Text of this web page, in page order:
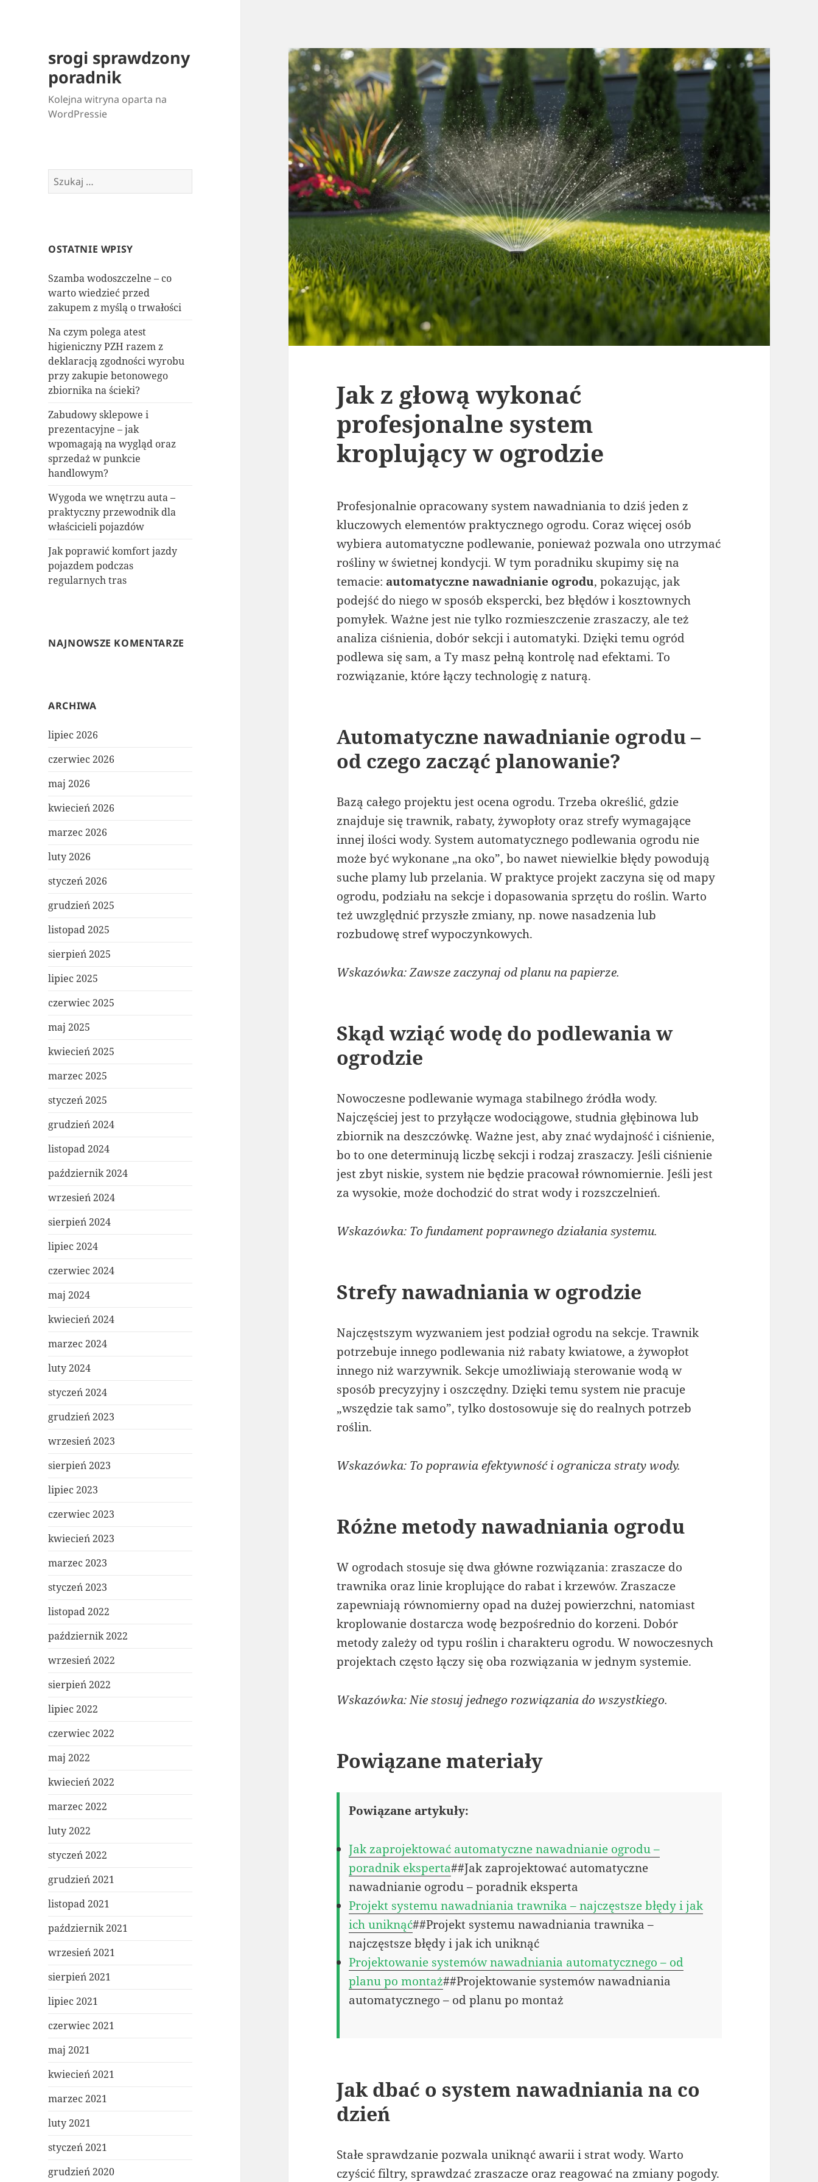
srogi sprawdzony
poradnik
Kolejna witryna oparta na
WordPressie
Szukaj:
OSTATNIE WPISY
Szamba wodoszczelne – co
warto wiedzieć przed
zakupem z myślą o trwałości
Na czym polega atest
higieniczny PZH razem z
deklaracją zgodności wyrobu
przy zakupie betonowego
zbiornika na ścieki?
Zabudowy sklepowe i
prezentacyjne – jak
wpomagają na wygląd oraz
sprzedaż w punkcie
handlowym?
Wygoda we wnętrzu auta –
praktyczny przewodnik dla
właścicieli pojazdów
Jak poprawić komfort jazdy
pojazdem podczas
regularnych tras
NAJNOWSZE KOMENTARZE
ARCHIWA
lipiec 2026
czerwiec 2026
maj 2026
kwiecień 2026
marzec 2026
luty 2026
styczeń 2026
grudzień 2025
listopad 2025
sierpień 2025
lipiec 2025
czerwiec 2025
maj 2025
kwiecień 2025
marzec 2025
styczeń 2025
grudzień 2024
listopad 2024
październik 2024
wrzesień 2024
sierpień 2024
lipiec 2024
czerwiec 2024
maj 2024
kwiecień 2024
marzec 2024
luty 2024
styczeń 2024
grudzień 2023
wrzesień 2023
sierpień 2023
lipiec 2023
czerwiec 2023
kwiecień 2023
marzec 2023
styczeń 2023
listopad 2022
październik 2022
wrzesień 2022
sierpień 2022
lipiec 2022
czerwiec 2022
maj 2022
kwiecień 2022
marzec 2022
luty 2022
styczeń 2022
grudzień 2021
listopad 2021
październik 2021
wrzesień 2021
sierpień 2021
lipiec 2021
czerwiec 2021
maj 2021
kwiecień 2021
marzec 2021
luty 2021
styczeń 2021
grudzień 2020
Jak z głową wykonać
profesjonalne system
kroplujący w ogrodzie
Profesjonalnie opracowany system nawadniania to dziś jeden z
kluczowych elementów praktycznego ogrodu. Coraz więcej osób
wybiera automatyczne podlewanie, ponieważ pozwala ono utrzymać
rośliny w świetnej kondycji. W tym poradniku skupimy się na
temacie: automatyczne nawadnianie ogrodu, pokazując, jak
podejść do niego w sposób ekspercki, bez błędów i kosztownych
pomyłek. Ważne jest nie tylko rozmieszczenie zraszaczy, ale też
analiza ciśnienia, dobór sekcji i automatyki. Dzięki temu ogród
podlewa się sam, a Ty masz pełną kontrolę nad efektami. To
rozwiązanie, które łączy technologię z naturą.
Automatyczne nawadnianie ogrodu –
od czego zacząć planowanie?
Bazą całego projektu jest ocena ogrodu. Trzeba określić, gdzie
znajduje się trawnik, rabaty, żywopłoty oraz strefy wymagające
innej ilości wody. System automatycznego podlewania ogrodu nie
może być wykonane „na oko”, bo nawet niewielkie błędy powodują
suche plamy lub przelania. W praktyce projekt zaczyna się od mapy
ogrodu, podziału na sekcje i dopasowania sprzętu do roślin. Warto
też uwzględnić przyszłe zmiany, np. nowe nasadzenia lub
rozbudowę stref wypoczynkowych.
Wskazówka: Zawsze zaczynaj od planu na papierze.
Skąd wziąć wodę do podlewania w
ogrodzie
Nowoczesne podlewanie wymaga stabilnego źródła wody.
Najczęściej jest to przyłącze wodociągowe, studnia głębinowa lub
zbiornik na deszczówkę. Ważne jest, aby znać wydajność i ciśnienie,
bo to one determinują liczbę sekcji i rodzaj zraszaczy. Jeśli ciśnienie
jest zbyt niskie, system nie będzie pracował równomiernie. Jeśli jest
za wysokie, może dochodzić do strat wody i rozszczelnień.
Wskazówka: To fundament poprawnego działania systemu.
Strefy nawadniania w ogrodzie
Najczęstszym wyzwaniem jest podział ogrodu na sekcje. Trawnik
potrzebuje innego podlewania niż rabaty kwiatowe, a żywopłot
innego niż warzywnik. Sekcje umożliwiają sterowanie wodą w
sposób precyzyjny i oszczędny. Dzięki temu system nie pracuje
„wszędzie tak samo”, tylko dostosowuje się do realnych potrzeb
roślin.
Wskazówka: To poprawia efektywność i ogranicza straty wody.
Różne metody nawadniania ogrodu
W ogrodach stosuje się dwa główne rozwiązania: zraszacze do
trawnika oraz linie kroplujące do rabat i krzewów. Zraszacze
zapewniają równomierny opad na dużej powierzchni, natomiast
kroplowanie dostarcza wodę bezpośrednio do korzeni. Dobór
metody zależy od typu roślin i charakteru ogrodu. W nowoczesnych
projektach często łączy się oba rozwiązania w jednym systemie.
Wskazówka: Nie stosuj jednego rozwiązania do wszystkiego.
Powiązane materiały
Powiązane artykuły:
Jak zaprojektować automatyczne nawadnianie ogrodu –
poradnik eksperta##Jak zaprojektować automatyczne
nawadnianie ogrodu – poradnik eksperta
Projekt systemu nawadniania trawnika – najczęstsze błędy i jak
ich uniknąć##Projekt systemu nawadniania trawnika –
najczęstsze błędy i jak ich uniknąć
Projektowanie systemów nawadniania automatycznego – od
planu po montaż##Projektowanie systemów nawadniania
automatycznego – od planu po montaż
Jak dbać o system nawadniania na co
dzień
Stałe sprawdzanie pozwala uniknąć awarii i strat wody. Warto
czyścić filtry, sprawdzać zraszacze oraz reagować na zmiany pogody.